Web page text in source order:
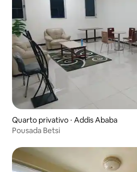
Quarto privativo ⋅ Addis Ababa
Pousada Betsi